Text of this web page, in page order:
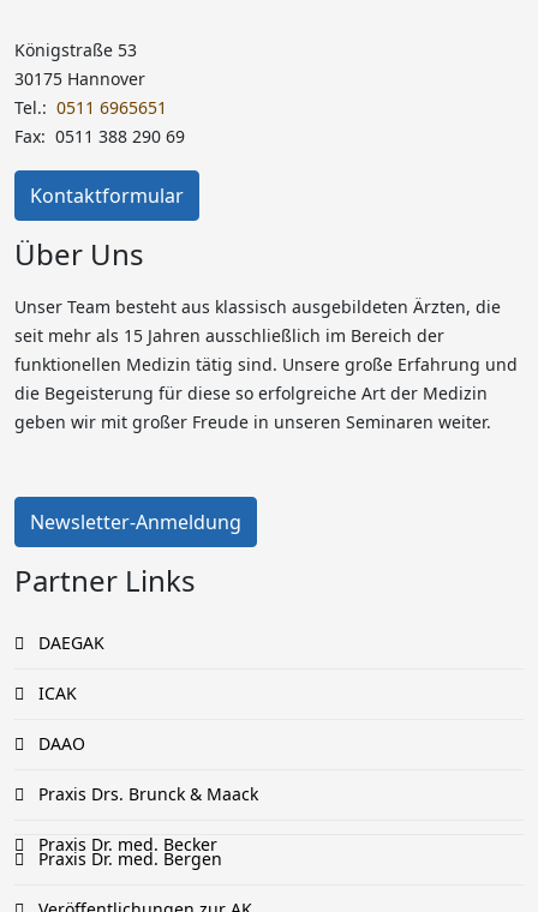
Königstraße 53
30175 Hannover
Tel.: 0511 6965651
Fax: 0511 388 290 69
Kontaktformular
Über Uns
Unser Team besteht aus klassisch ausgebildeten Ärzten, die
seit mehr als 15 Jahren ausschließlich im Bereich der
funktionellen Medizin tätig sind. Unsere große Erfahrung und
die Begeisterung für diese so erfolgreiche Art der Medizin
geben wir mit großer Freude in unseren Seminaren weiter.
Newsletter-Anmeldung
Partner Links
DAEGAK
ICAK
DAAO
Praxis Drs. Brunck & Maack
Praxis Dr. med. Becker
Praxis Dr. med. Bergen